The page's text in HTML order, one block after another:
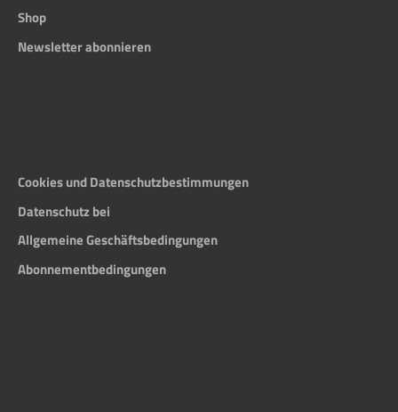
Shop
Newsletter abonnieren
Cookies und Datenschutzbestimmungen
Datenschutz bei
Allgemeine Geschäftsbedingungen
Abonnementbedingungen